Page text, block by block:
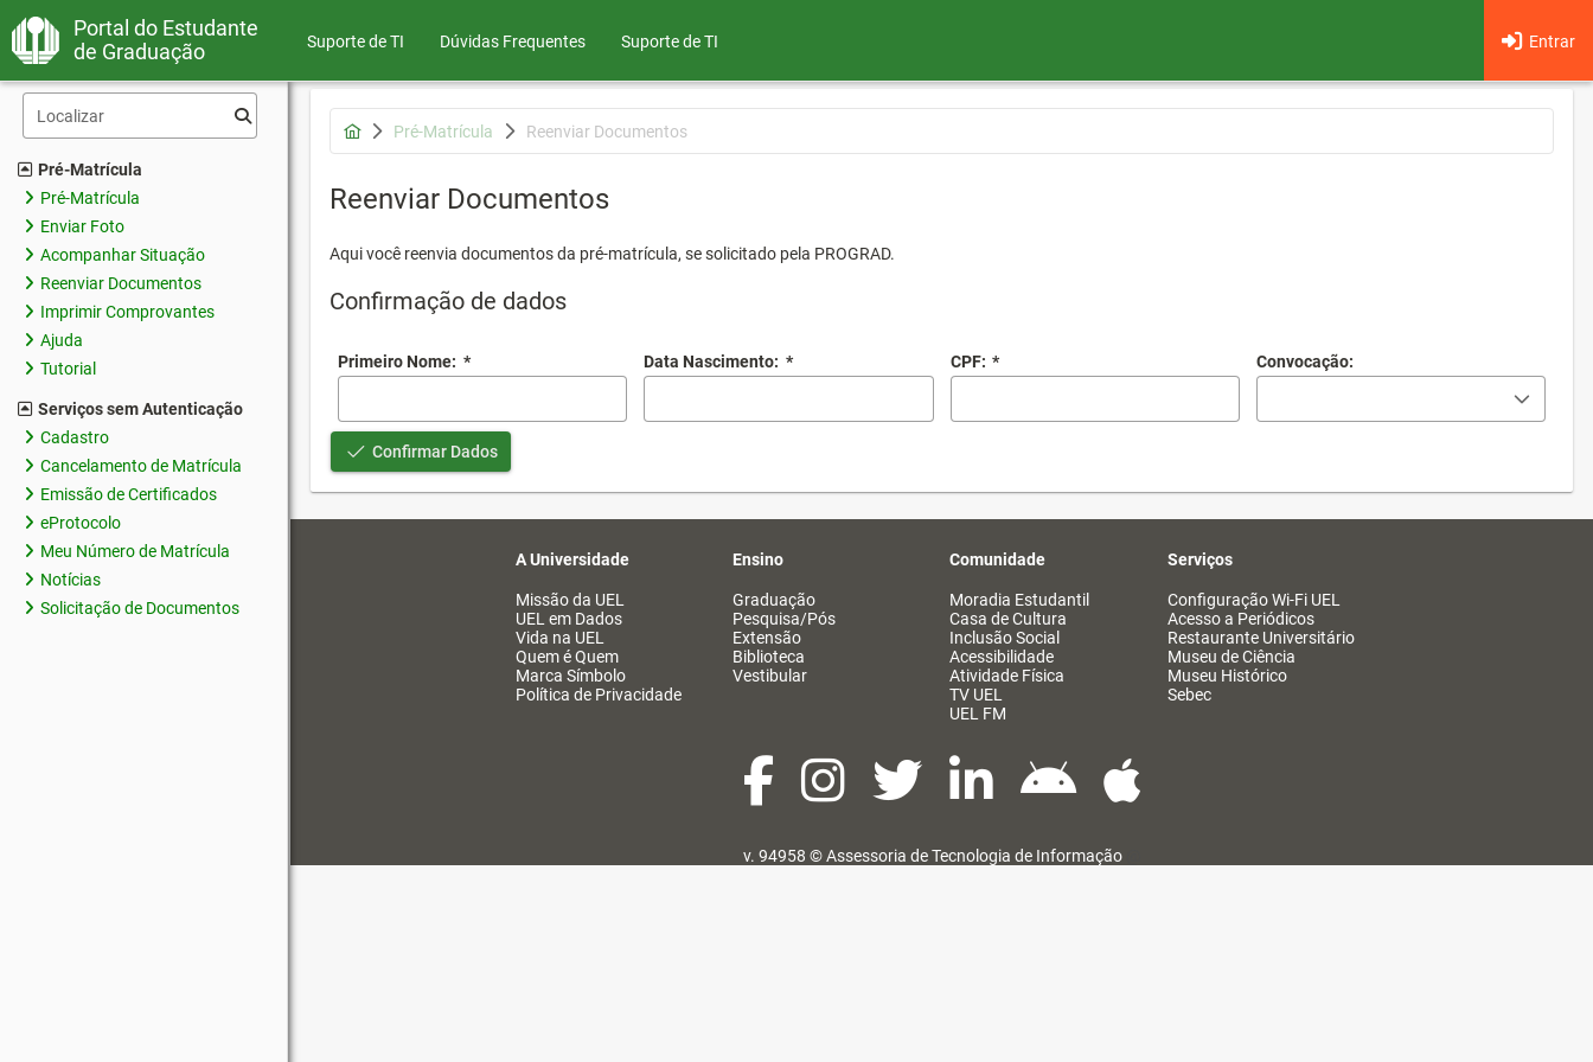
Portal do Estudante
de Graduação
Suporte de TI Dúvidas Frequentes Entrar
Suporte de TI
Pré-Matrícula
Pré-Matrícula
Enviar Foto
Acompanhar Situação
Reenviar Documentos
Imprimir Comprovantes
Ajuda
Tutorial
Serviços sem Autenticação
Cadastro
Cancelamento de Matrícula
Emissão de Certificados
eProtocolo
Meu Número de Matrícula
Notícias
Solicitação de Documentos
Pré-Matrícula Reenviar Documentos
Reenviar Documentos
Aqui você reenvia documentos da pré-matrícula, se solicitado pela PROGRAD.
Confirmação de dados
Primeiro Nome: * Data Nascimento: * CPF: * Convocação:
Confirmar Dados
A Universidade
Missão da UEL
UEL em Dados
Vida na UEL
Quem é Quem
Marca Símbolo
Política de Privacidade
Ensino
Graduação
Pesquisa/Pós
Extensão
Biblioteca
Vestibular
Comunidade
Moradia Estudantil
Casa de Cultura
Inclusão Social
Acessibilidade
Atividade Física
TV UEL
UEL FM
Serviços
Configuração Wi-Fi UEL
Acesso a Periódicos
Restaurante Universitário
Museu de Ciência
Museu Histórico
Sebec
v. 94958 ©Assessoria de Tecnologia de Informação